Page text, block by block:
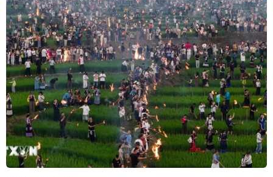
Bài 2: Cứu hồ Hà Nội để bảo tồn di sản,
bảo vệ tương lai
17/09/2016 09:08
Hiện nay, nhiều hồ trên địa bàn thành phố Hà Nội đang